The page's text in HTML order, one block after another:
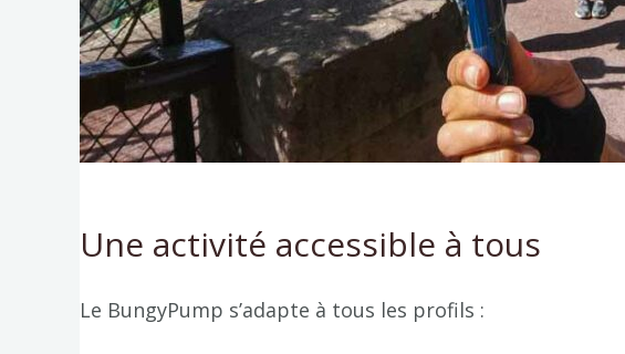
Une activité accessible à tous
Le BungyPump s’adapte à tous les profils :